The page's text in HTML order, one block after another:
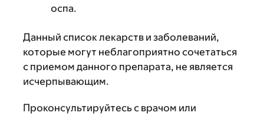
оспа.
Данный список лекарств и заболеваний,
которые могут неблагоприятно сочетаться
с приемом данного препарата, не является
исчерпывающим.
Проконсультируйтесь с врачом или